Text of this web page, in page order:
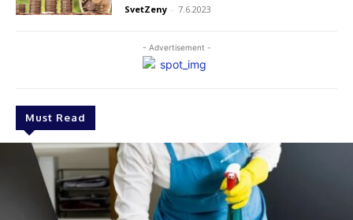
- Advertisement -
Must Read
SvetZeny - 7.6.2023